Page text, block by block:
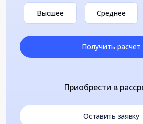
Высшее Среднее
Получить расчет
Приобрести в
Оставить заявку